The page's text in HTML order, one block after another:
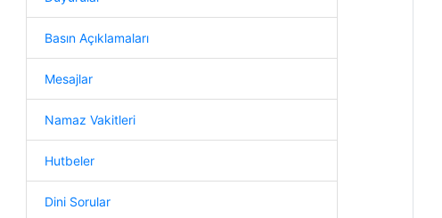
Basın Açıklamaları
Mesajlar
Namaz Vakitleri
Hutbeler
Dini Sorular